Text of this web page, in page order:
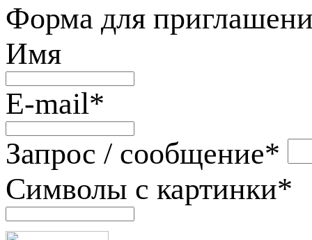
Форма для
Имя
E-mail*
Запрос / сообщение*
Символы с картинки*